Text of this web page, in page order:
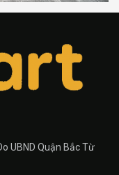
UBND Quận Bắc Từ